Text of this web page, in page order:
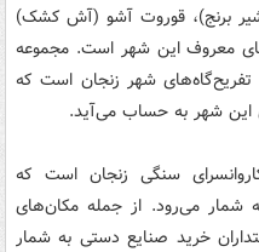
برنج)، قوروت آشو (آش كشک)
معروف این شهر است. مجموعه
تفریح‌گاه‌های شهر زنجان است که
این شهر به حساب می‌آید.
سنگی زنجان است که
شمار می‌رود. از جمله مکان‌های
خرید صنایع دستی به شمار